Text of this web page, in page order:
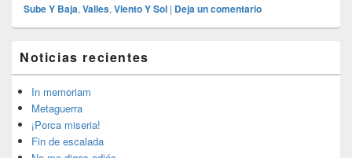
Sube Y Baja, Valles, Viento Y Sol | Deja un comentario
área
de
widget
barra
lateral
primaria
Noticias recientes
In memoriam
Metaguerra
¡Porca miseria!
Fin de escalada